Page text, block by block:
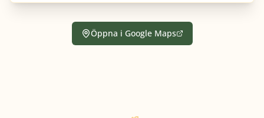
Öppna i Google Maps